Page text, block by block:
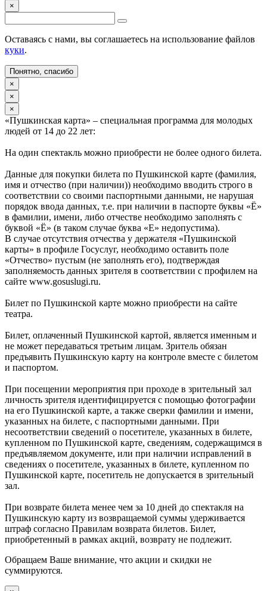
×
Оставаясь с нами, вы соглашаетесь на использование файлов
куки.
Понятно, спасибо
×
×
×
«Пушкинская карта» – специальная программа для молодых
людей от 14 до 22 лет:
На один спектакль можно приобрести не более одного билета.
Данные для покупки билета по Пушкинской карте (фамилия,
имя и отчество (при наличии)) необходимо вводить строго в
соответствии со своими паспортными данными, не нарушая
порядок ввода данных, т.е. при наличии в паспорте буквы «Ё»
в фамилии, имени, либо отчестве необходимо заполнять с
буквой «Ё» (в таком случае буква «Е» недопустима).
В случае отсутствия отчества у держателя «Пушкинской
карты» в профиле Госуслуг, необходимо оставить поле
«Отчество» пустым (не заполнять его), подтверждая
заполняемость данных зрителя в соответствии с профилем на
сайте www.gosuslugi.ru.
Билет по Пушкинской карте можно приобрести на сайте
театра.
Билет, оплаченный Пушкинской картой, является именным и
не может передаваться третьим лицам. Зритель обязан
предъявить Пушкинскую карту на контроле вместе с билетом
и паспортом.
При посещении мероприятия при проходе в зрительный зал
личность зрителя идентифицируется с помощью фотографии
на его Пушкинской карте, а также сверки фамилии и имени,
указанных на билете, с паспортными данными. При
несоответствии сведений о посетителе, указанных в билете,
купленном по Пушкинской карте, сведениям, содержащимся в
предъявляемом документе, или при наличии исправлений в
сведениях о посетителе, указанных в билете, купленном по
Пушкинской карте, посетитель не допускается в зрительный
зал.
При возврате билета менее чем за 10 дней до спектакля на
Пушкинскую карту из возвращаемой суммы удерживается
штраф согласно Правилам возврата билетов. Билет,
приобретенный в рамках акций, возврату не подлежит.
Обращаем Ваше внимание, что акции и скидки не
суммируются.